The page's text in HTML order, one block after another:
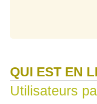
QUI EST EN
Utilisateurs